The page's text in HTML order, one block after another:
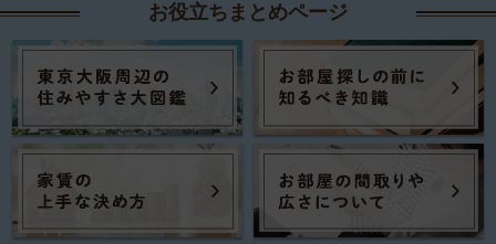
お役立ちまとめページ